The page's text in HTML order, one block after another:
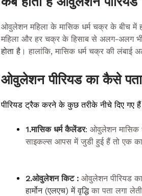
ओवुलेशन महिला के मासिक धर्म चक्र के बीच
महिला और हर चक्र के हिसाब से अलग-अलग
होता है। हालांकि, मासिक धर्म चक्र की
ओवुलेशनपीरियडका कैसे
पीरियड ट्रैक करने के कुछ तरीके नीचे दिए गए हैं
1.मासिक धर्म कैलेंडर: ओवुलेशन मासिक
साइकल्स आपस में जुडी हुई हैं तो एक
2.ओवुलेशन किट :ओवुलेशन पीरियड
हार्मोन (एलएच) में वृद्धिका पता लगा